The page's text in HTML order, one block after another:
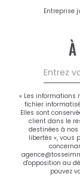
Entreprise
« Les informations
fichier
Elles sont
client dans le
destinées à
libertés », vous
d'opposition au
pouvez